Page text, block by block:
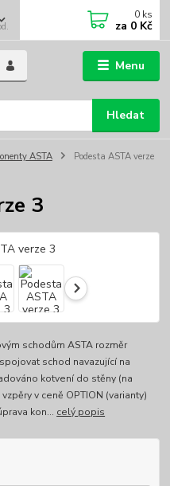
Menu
Hledat
0 ks
za 0 Kč
ASTA
Podesta ASTA verze
3
schodům ASTA rozměr
schod navazující na
kotvení do stěny (na
v ceně OPTION (varianty)
kon... celý popis